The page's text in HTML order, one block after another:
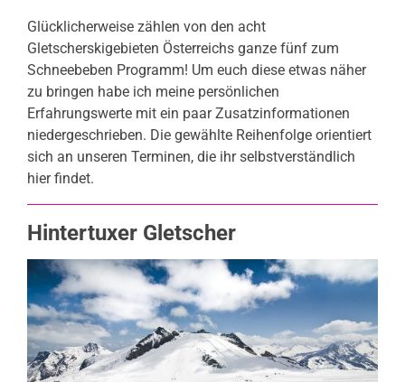
Glücklicherweise zählen von den acht
Gletscherskigebieten Österreichs ganze fünf zum
Schneebeben Programm! Um euch diese etwas näher
zu bringen habe ich meine persönlichen
Erfahrungswerte mit ein paar Zusatzinformationen
niedergeschrieben. Die gewählte Reihenfolge orientiert
sich an unseren Terminen, die ihr selbstverständlich
hier findet.
Hintertuxer Gletscher